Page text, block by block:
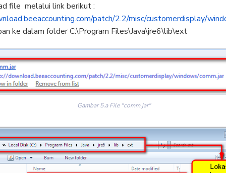
file melalui link berikut :
patch/2.2/misc/customerdisplay/
ke dalam folder C:\Program Files\Java\jre6\lib\ext
Gambar 5.a File "comm.jar"